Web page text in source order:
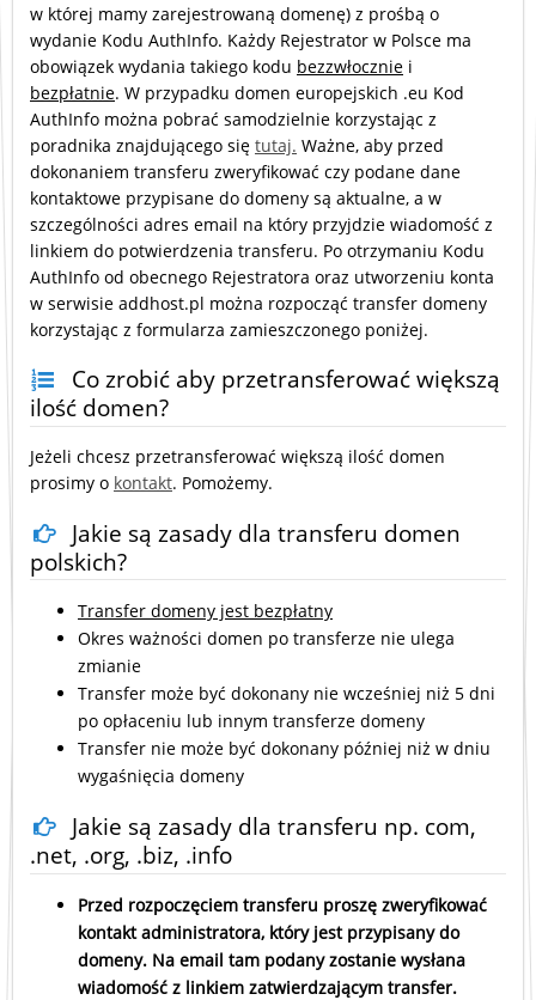
w której mamy zarejestrowaną domenę) z prośbą o
wydanie Kodu AuthInfo. Każdy Rejestrator w Polsce ma
obowiązek wydania takiego kodu bezzwłocznie i
bezpłatnie. W przypadku domen europejskich .eu Kod
AuthInfo można pobrać samodzielnie korzystając z
poradnika znajdującego się tutaj. Ważne, aby przed
dokonaniem transferu zweryfikować czy podane dane
kontaktowe przypisane do domeny są aktualne, a w
szczególności adres email na który przyjdzie wiadomość z
linkiem do potwierdzenia transferu. Po otrzymaniu Kodu
AuthInfo od obecnego Rejestratora oraz utworzeniu konta
w serwisie addhost.pl można rozpocząć transfer domeny
korzystając z formularza zamieszczonego poniżej.
Co zrobić aby przetransferować większą
ilość domen?
Jeżeli chcesz przetransferować większą ilość domen
prosimy o kontakt. Pomożemy.
Jakie są zasady dla transferu domen
polskich?
Transfer domeny jest bezpłatny
Okres ważności domen po transferze nie ulega
zmianie
Transfer może być dokonany nie wcześniej niż 5 dni
po opłaceniu lub innym transferze domeny
Transfer nie może być dokonany później niż w dniu
wygaśnięcia domeny
Jakie są zasady dla transferu np. com,
.net, .org, .biz, .info
Przed rozpoczęciem transferu proszę zweryfikować
kontakt administratora, który jest przypisany do
domeny. Na email tam podany zostanie wysłana
wiadomość z linkiem zatwierdzającym transfer.